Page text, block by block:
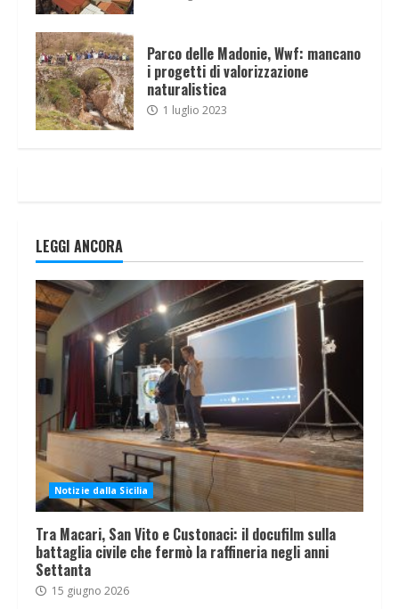
Parco delle Madonie, Wwf: mancano
i progetti di valorizzazione
naturalistica
1 luglio 2023
LEGGI ANCORA
Notizie dalla Sicilia
Tra Macari, San Vito e Custonaci: il docufilm sulla
battaglia civile che fermò la raffineria negli anni
Settanta
15 giugno 2026